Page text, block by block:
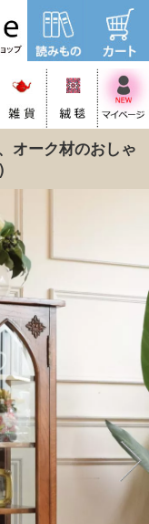
オーク材のおしゃ